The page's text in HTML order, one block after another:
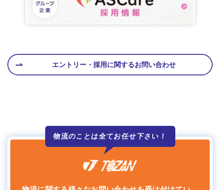
エントリー・採用に関するお問い合わせ
物流のことは全てお任せ下さい！